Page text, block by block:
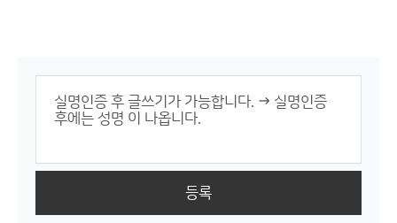
등록